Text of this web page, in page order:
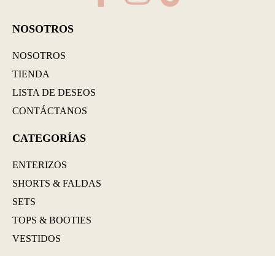
NOSOTROS
NOSOTROS
TIENDA
LISTA DE DESEOS
CONTÁCTANOS
CATEGORÍAS
ENTERIZOS
SHORTS & FALDAS
SETS
TOPS & BOOTIES
VESTIDOS